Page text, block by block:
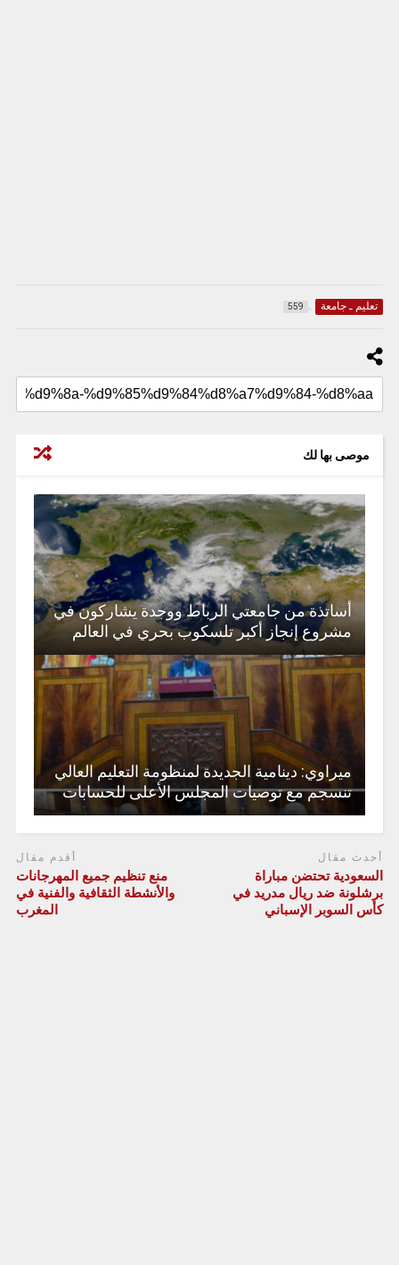
تعليم ـ جامعة 559
موصى بها لك
أساتذة من جامعتي الرباط ووجدة يشاركون في
مشروع إنجاز أكبر تلسكوب بحري في العالم
ميراوي: دينامية الجديدة لمنظومة التعليم العالي
تنسجم مع توصيات المجلس الأعلى للحسابات
أحدث مقال
السعودية تحتضن مباراة
برشلونة ضد ريال مدريد في
كأس السوبر الإسباني
أقدم مقال
منع تنظيم جميع المهرجانات
والأنشطة الثقافية والفنية في
المغرب